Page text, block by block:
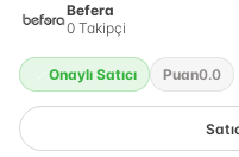
Befera
0 Takipçi
Onaylı Satıcı Puan0.0